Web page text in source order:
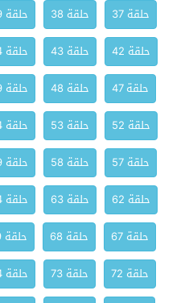
حلقة 37
حلقة 38 حلقة 39
حلقة 42
حلقة 43 حلقة 44
حلقة 47
حلقة 48 حلقة 49
حلقة 52
حلقة 53 حلقة 54
حلقة 57
حلقة 58 حلقة 59
حلقة 62
حلقة 63 حلقة 64
حلقة 67
حلقة 68 حلقة 69
حلقة 72
حلقة 73 حلقة 74